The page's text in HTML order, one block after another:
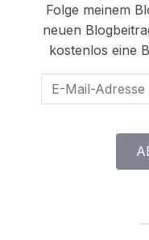
Folge meinem
neuen
kostenlos eine
Mail-